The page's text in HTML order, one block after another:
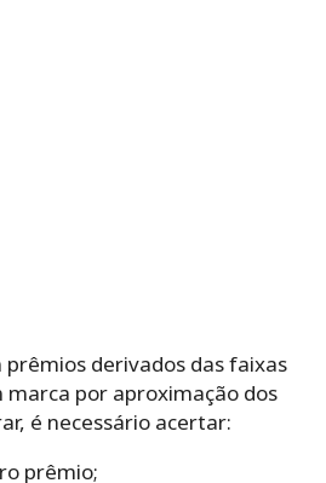
derivados das faixas
por aproximação dos
é necessário acertar:
prêmio;